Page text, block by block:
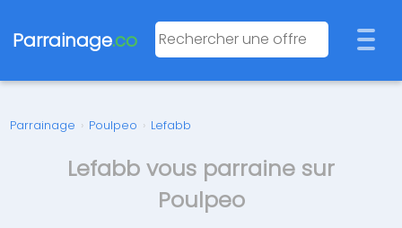
Parrainage.co
Parrainage › Poulpeo › Lefabb
Lefabb vous parraine sur
Poulpeo